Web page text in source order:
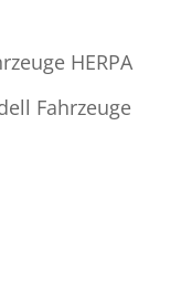
HERPA
Fahrzeuge